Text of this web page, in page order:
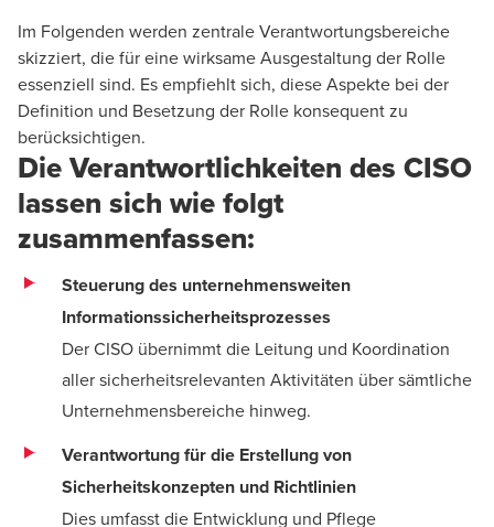
Im Folgenden werden zentrale Verantwortungsbereiche
skizziert, die für eine wirksame Ausgestaltung der Rolle
essenziell sind. Es empfiehlt sich, diese Aspekte bei der
Definition und Besetzung der Rolle konsequent zu
berücksichtigen.
Die Verantwortlichkeiten des CISO
lassen sich wie folgt
zusammenfassen:
Steuerung des unternehmensweiten
Informationssicherheitsprozesses
Der CISO übernimmt die Leitung und Koordination
aller sicherheitsrelevanten Aktivitäten über sämtliche
Unternehmensbereiche hinweg.
Verantwortung für die Erstellung von
Sicherheitskonzepten und Richtlinien
Dies umfasst die Entwicklung und Pflege